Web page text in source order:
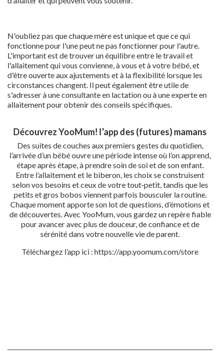
N'oubliez pas que chaque mère est unique et que ce qui
fonctionne pour l'une peut ne pas fonctionner pour l'autre.
L'important est de trouver un équilibre entre le travail et
l'allaitement qui vous convienne, à vous et à votre bébé, et
d'être ouverte aux ajustements et à la flexibilité lorsque les
circonstances changent. Il peut également être utile de
s'adresser à une consultante en lactation ou à une experte en
allaitement pour obtenir des conseils spécifiques.
Découvrez YooMum! l’app des (futures) mamans
Des suites de couches aux premiers gestes du quotidien,
l’arrivée d’un bébé ouvre une période intense où l’on apprend,
étape après étape, à prendre soin de soi et de son enfant.
Entre l’allaitement et le biberon, les choix se construisent
selon vos besoins et ceux de votre tout‑petit, tandis que les
petits et gros bobos viennent parfois bousculer la routine.
Chaque moment apporte son lot de questions, d’émotions et
de découvertes. Avec YooMum, vous gardez un repère fiable
pour avancer avec plus de douceur, de confiance et de
sérénité dans votre nouvelle vie de parent.
Téléchargez l’app ici : https://app.yoomum.com/store